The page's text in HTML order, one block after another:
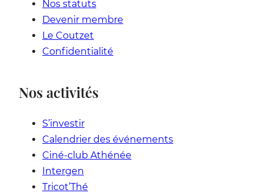
Nos statuts
Devenir membre
Le Coutzet
Confidentialité
Nos activités
S’investir
Calendrier des événements
Ciné-club Athénée
Intergen
Tricot’Thé